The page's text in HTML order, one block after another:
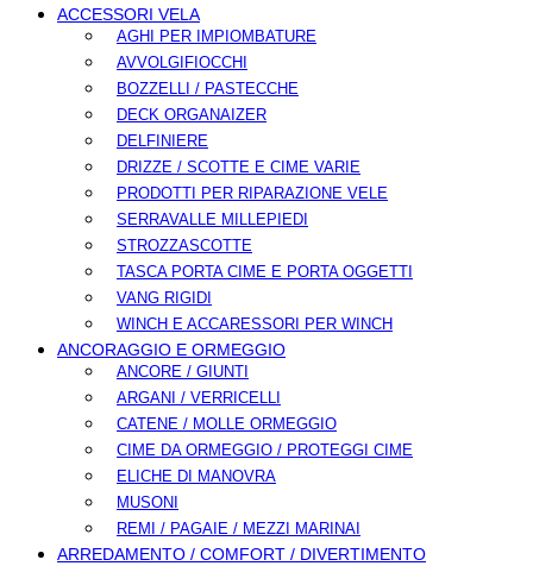
ACCESSORI VELA
AGHI PER IMPIOMBATURE
AVVOLGIFIOCCHI
BOZZELLI / PASTECCHE
DECK ORGANAIZER
DELFINIERE
DRIZZE / SCOTTE E CIME VARIE
PRODOTTI PER RIPARAZIONE VELE
SERRAVALLE MILLEPIEDI
STROZZASCOTTE
TASCA PORTA CIME E PORTA OGGETTI
VANG RIGIDI
WINCH E ACCARESSORI PER WINCH
ANCORAGGIO E ORMEGGIO
ANCORE / GIUNTI
ARGANI / VERRICELLI
CATENE / MOLLE ORMEGGIO
CIME DA ORMEGGIO / PROTEGGI CIME
ELICHE DI MANOVRA
MUSONI
REMI / PAGAIE / MEZZI MARINAI
ARREDAMENTO / COMFORT / DIVERTIMENTO